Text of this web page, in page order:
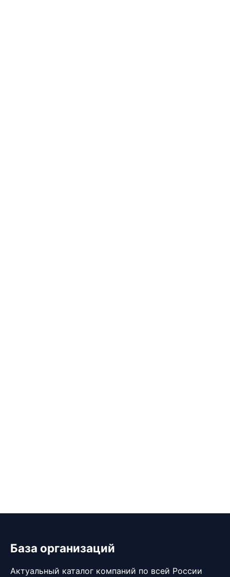
База организаций
Актуальный каталог компаний по всей России